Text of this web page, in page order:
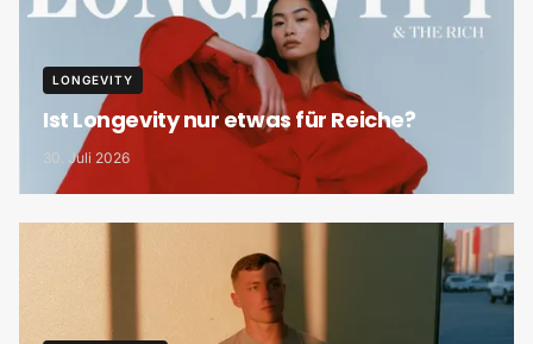
LONGEVITY
Ist Longevity nur etwas für Reiche?
30. Juli 2026